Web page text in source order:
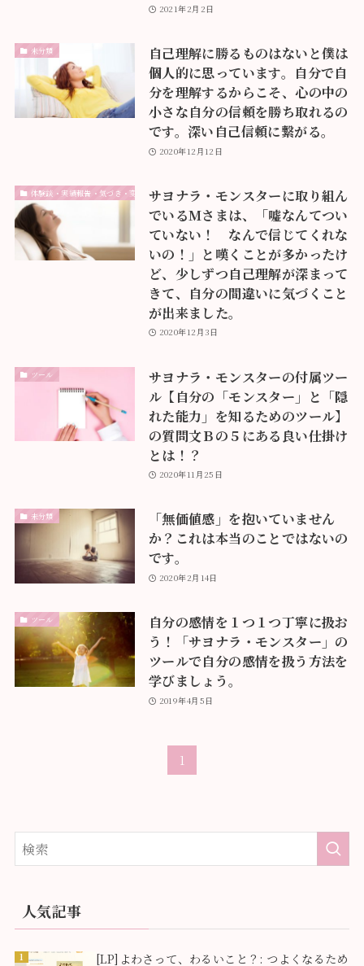
2021年2月2日
未分類
自己理解に勝るものはないと僕は
個人的に思っています。自分で自
分を理解するからこそ、心の中の
小さな自分の信頼を勝ち取れるの
です。深い自己信頼に繋がる。
2020年12月12日
体験談・実績報告・気づき・変化
サヨナラ・モンスターに取り組ん
でいるMさまは、「嘘なんてつい
ていない！ なんで信じてくれな
いの！」と嘆くことが多かったけ
ど、少しずつ自己理解が深まって
きて、自分の間違いに気づくこと
が出来ました。
2020年12月3日
ツール
サヨナラ・モンスターの付属ツー
ル【自分の「モンスター」と「隠
れた能力」を知るためのツール】
の質問文Ｂの５にある良い仕掛け
とは！？
2020年11月25日
未分類
「無価値感」を抱いていません
か？これは本当のことではないの
です。
2020年2月14日
ツール
自分の感情を１つ１つ丁寧に扱お
う！「サヨナラ・モンスター」の
ツールで自分の感情を扱う方法を
学びましょう。
2019年4月5日
1
人気記事
1 [LP]よわさって、わるいこと？: つよくなるため